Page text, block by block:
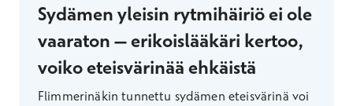
Sydämen yleisin rytmihäiriö ei ole
vaaraton – erikoislääkäri kertoo,
voiko eteisvärinää ehkäistä
Flimmerinäkin tunnettu sydämen eteisvärinä voi